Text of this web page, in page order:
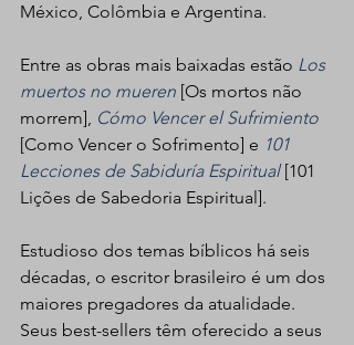
México, Colômbia e Argentina.
Entre as obras mais baixadas estão Los
muertos no mueren [Os mortos não
morrem], Cómo Vencer el Sufrimiento
[Como Vencer o Sofrimento] e 101
Lecciones de Sabiduría Espiritual [101
Lições de Sabedoria Espiritual].
Estudioso dos temas bíblicos há seis
décadas, o escritor brasileiro é um dos
maiores pregadores da atualidade.
Seus best-sellers têm oferecido a seus